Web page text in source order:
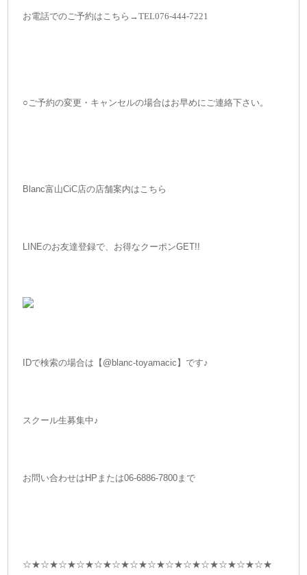
お電話でのご予約はこちら→TEL076-444-7221
○ご予約の変更・キャンセルの場合はお早めにご連絡下さい。
Blanc富山CiC店の店舗案内はこちら
LINEのお友達登録で、お得なクーポンGET!!
IDで検索の場合は【@blanc-toyamacic】です♪
スクール生募集中♪
お問い合わせはHPまたは06-6886-7800まで
☆★☆★☆★☆★☆★☆★☆★☆★☆★☆★☆★☆★☆★☆★